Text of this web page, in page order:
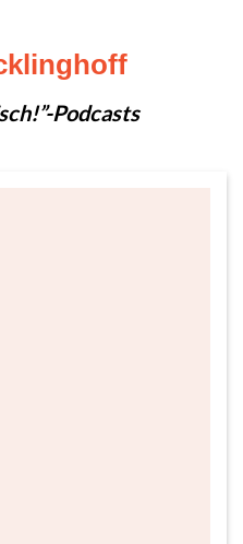
Podcasts